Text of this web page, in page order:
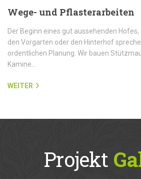
Wege- und Pflasterarbeiten
Der Beginn eines gut aussehenden
den Vorgarten oder den Hinterhof
ordentlichen Planung. Wir bauen
Kamine…
WEITER
Projekt